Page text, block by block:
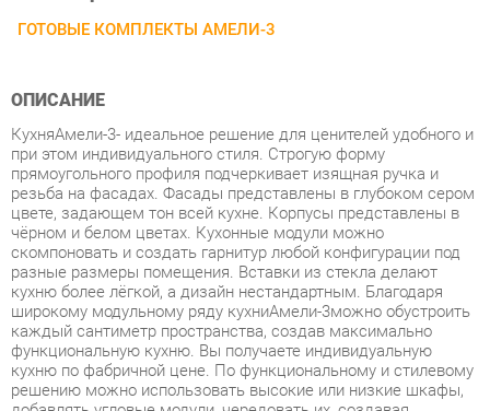
ОПИСАНИЕ
прямоугольного профиля подчеркивает изящная ручка и
резьба на фасадах. Фасады представлены в глубоком сером
цвете, задающем тон всей кухне. Корпусы представлены в
чёрном и белом цветах. Кухонные модули можно
скомпоновать и создать гарнитур любой конфигурации под
разные размеры помещения. Вставки из стекла делают
кухню более лёгкой, а дизайн нестандартным. Благодаря
широкому модульному ряду кухниАмели-3можно обустроить
каждый сантиметр пространства, создав максимально
функциональную кухню. Вы получаете индивидуальную
кухню по фабричной цене. По функциональному и стилевому
решению можно использовать высокие или низкие шкафы,
добавлять угловые модули, чередовать их, создавая
необычную композицию. Высокие шкафы - преимущество
коллекции, можно выстроить кухню почти до потолка -
удобно уложить на верхние полки редко используемые вещи.
Стиль - классический, итальянский.